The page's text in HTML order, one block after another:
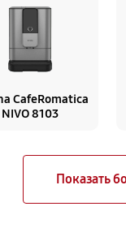
CafeRomatica
NIVO 8103